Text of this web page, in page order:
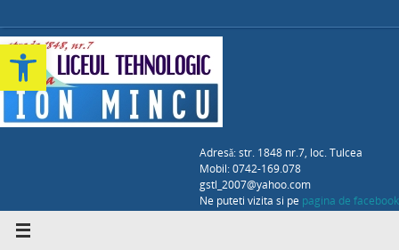
Adresă: str. 1848 nr.7, loc. Tulcea
Mobil: 0742-169.078
gstl_2007@yahoo.com
Ne puteti vizita si pe pagina de facebook
Deschide bara de unelte